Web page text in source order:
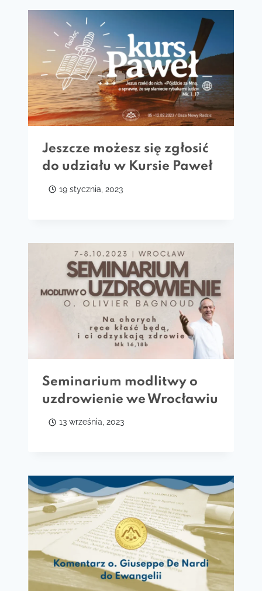
Jeszcze możesz się zgłosić
do udziału w Kursie Paweł
19 stycznia, 2023
Seminarium modlitwy o
uzdrowienie we Wrocławiu
13 września, 2023